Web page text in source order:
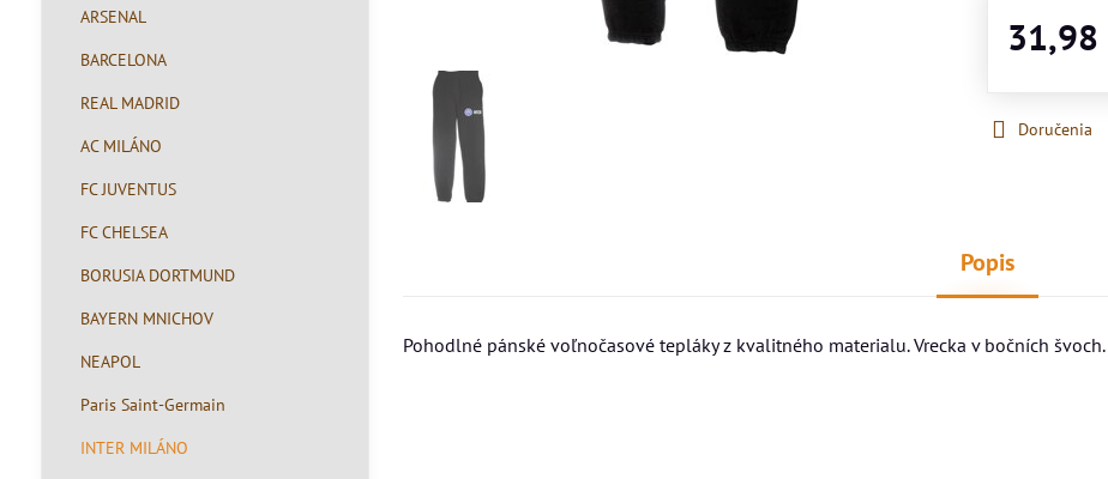
31,98
Doručenia
Popis
Pohodlné pánské voľnočasové tepláky z kvalitného materialu. Vrecka v bočních
ARSENAL
BARCELONA
REAL MADRID
AC MILÁNO
FC JUVENTUS
FC CHELSEA
BORUSIA DORTMUND
BAYERN MNICHOV
NEAPOL
Paris Saint-Germain
INTER MILÁNO